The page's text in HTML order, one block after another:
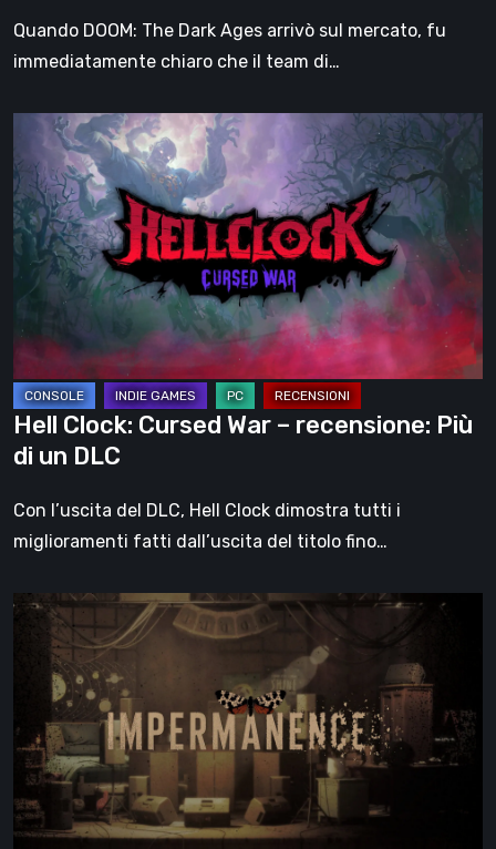
dello
Slayer?
Quando DOOM: The Dark Ages arrivò sul mercato, fu
immediatamente chiaro che il team di…
Clock:
Cursed
War
–
recensione:
di
un
DLC
Hell Clock: Cursed War – recensione: Più
di un DLC
Con l’uscita del DLC, Hell Clock dimostra tutti i
miglioramenti fatti dall’uscita del titolo fino…
Impermanence:
costruire
santuario
nel
teatro
dei
fantasmi